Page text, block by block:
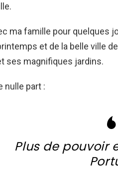
ma famille pour quelques
et de la belle ville
ses magnifiques jardins.
nulle part :
Plus de pouvoir